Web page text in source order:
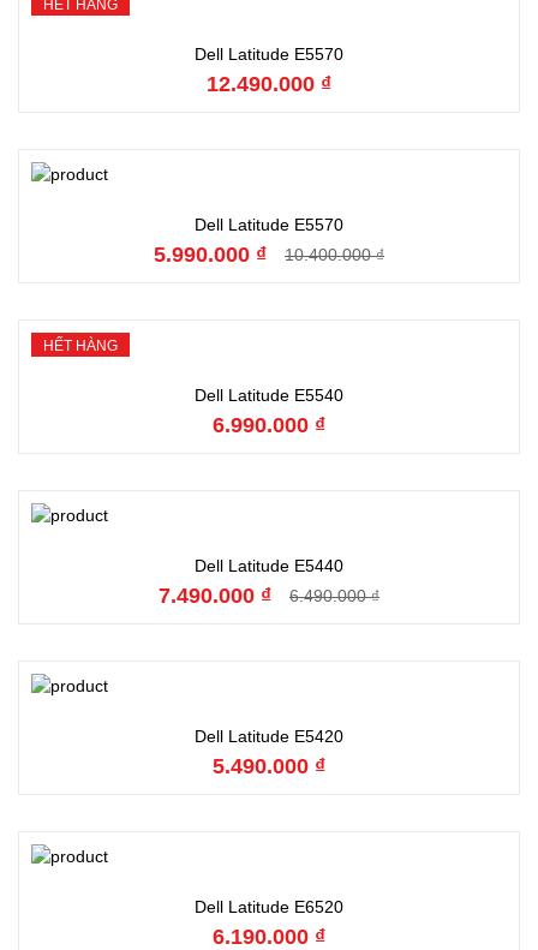
Hết hàng
HẾT HÀNG
Dell Latitude E5570
12.490.000 ₫
Đặt hàng
Dell Latitude E5570
5.990.000 ₫ 10.400.000 ₫
Hết hàng
HẾT HÀNG
Dell Latitude E5540
6.990.000 ₫
Đặt hàng
Dell Latitude E5440
7.490.000 ₫ 6.490.000 ₫
Đặt hàng
Dell Latitude E5420
5.490.000 ₫
Đặt hàng
Dell Latitude E6520
6.190.000 ₫